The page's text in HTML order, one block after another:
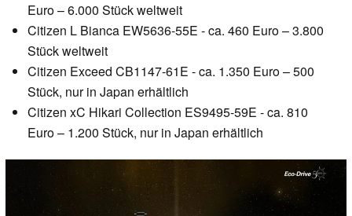
Euro – 6.000 Stück weltweit
Citizen L Bianca EW5636-55E - ca. 460 Euro – 3.800
Stück weltweit
Citizen Exceed CB1147-61E - ca. 1.350 Euro – 500
Stück, nur in Japan erhältlich
Citizen xC Hikari Collection ES9495-59E - ca. 810
Euro – 1.200 Stück, nur in Japan erhältlich